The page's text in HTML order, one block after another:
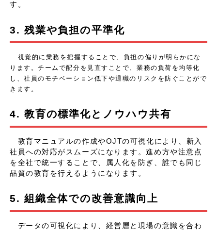
す。
3. 残業や負担の平準化
視覚的に業務を把握することで、負担の偏りが明らかにな
ります。チームで配分を見直すことで、業務の負荷を均等化
し、社員のモチベーション低下や退職のリスクを防ぐことがで
きます。
4. 教育の標準化とノウハウ共有
教育マニュアルの作成やOJTの可視化により、新入
社員への対応がスムーズになります。進め方や注意点
を全社で統一することで、属人化を防ぎ、誰でも同じ
品質の教育を行えるようになります。
5. 組織全体での改善意識向上
データの可視化により、経営層と現場の意識を合わ